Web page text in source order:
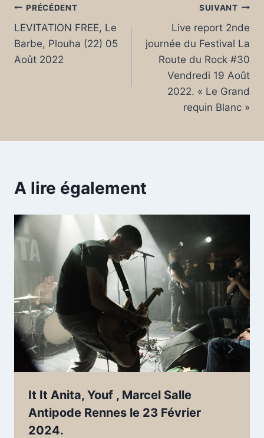
Navigation
de
l’article
PRÉCÉDENT
LEVITATION FREE, Le
Barbe, Plouha (22) 05
Août 2022
SUIVANT
Live report 2nde
journée du Festival La
Route du Rock #30
Vendredi 19 Août
2022. « Le Grand
requin Blanc »
A lire également
It It Anita, Youf , Marcel Salle
Antipode Rennes le 23 Février
2024.